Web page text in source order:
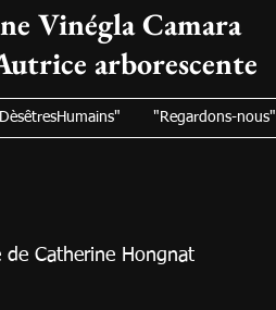
Vinégla Camara
arborescente
"Regardons-nous"
de Catherine Hongnat